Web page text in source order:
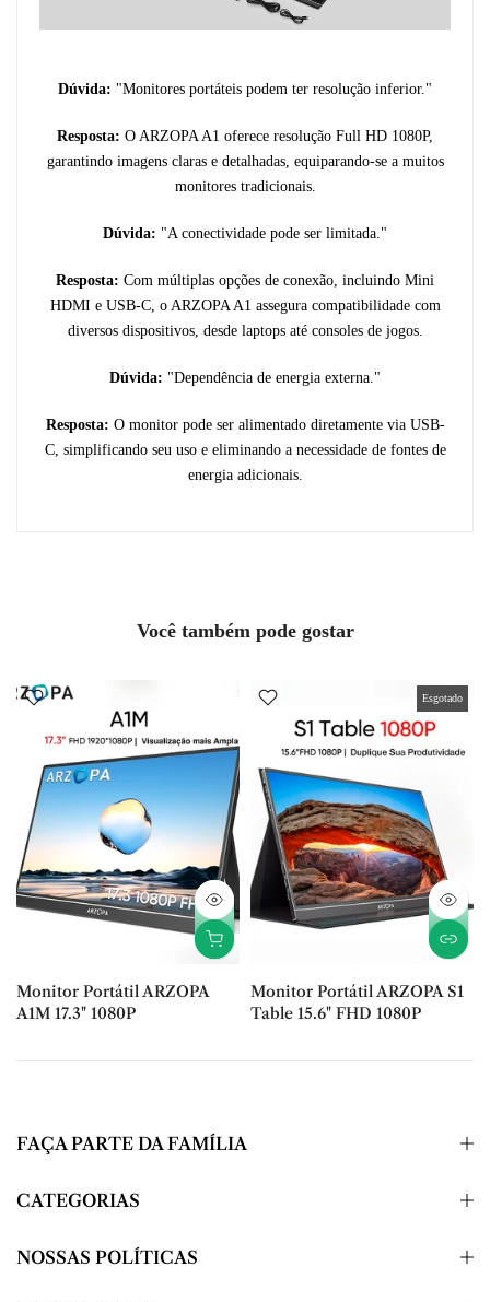
Dúvida: "Monitores portáteis podem ter resolução inferior."
Resposta: O ARZOPA A1 oferece resolução Full HD 1080P,
garantindo imagens claras e detalhadas, equiparando-se a muitos
monitores tradicionais.
Dúvida: "A conectividade pode ser limitada."
Resposta: Com múltiplas opções de conexão, incluindo Mini
HDMI e USB-C, o ARZOPA A1 assegura compatibilidade com
diversos dispositivos, desde laptops até consoles de jogos.
Dúvida: "Dependência de energia externa."
Resposta: O monitor pode ser alimentado diretamente via USB-
C, simplificando seu uso e eliminando a necessidade de fontes de
energia adicionais.
Você também pode gostar
Monitor Portátil ARZOPA
A1M 17.3" 1080P
Esgotado
Monitor Portátil ARZOPA S1
Table 15.6" FHD 1080P
FAÇA PARTE DA FAMÍLIA
CATEGORIAS
NOSSAS POLÍTICAS